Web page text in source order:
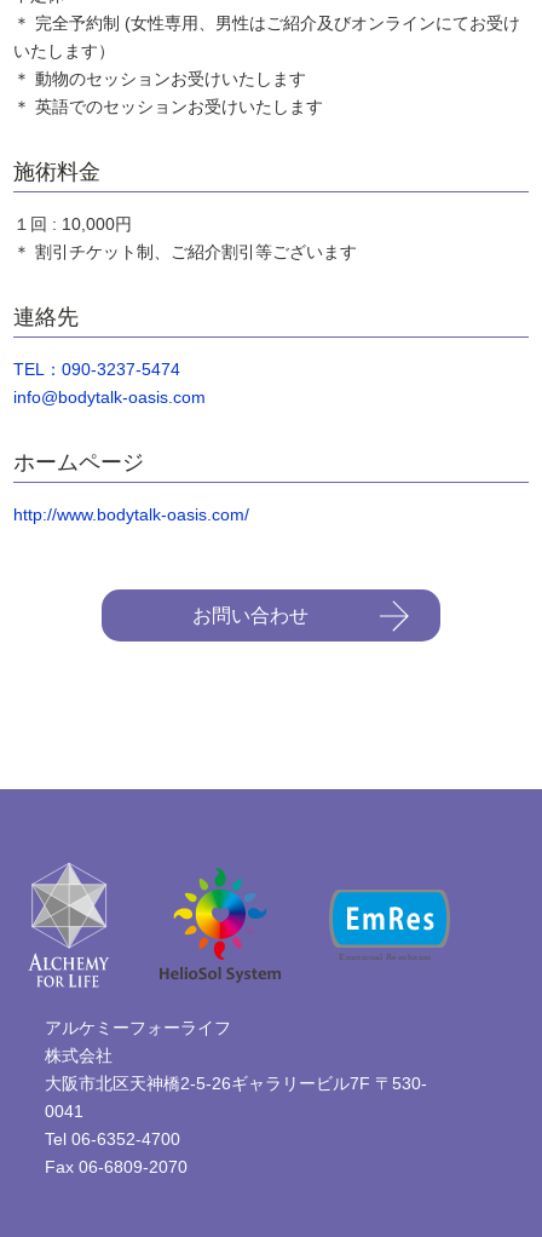
＊ 完全予約制 (女性専用、男性はご紹介及びオンラインにてお受け
いたします）
＊ 動物のセッションお受けいたします
＊ 英語でのセッションお受けいたします
施術料金
１回 : 10,000円
＊ 割引チケット制、ご紹介割引等ございます
連絡先
TEL：090-3237-5474
info@bodytalk-oasis.com
ホームページ
http://www.bodytalk-oasis.com/
お問い合わせ
アルケミーフォーライフ
株式会社
大阪市北区天神橋2-5-26ギャラリービル7F 〒530-
0041
Tel 06-6352-4700
Fax 06-6809-2070